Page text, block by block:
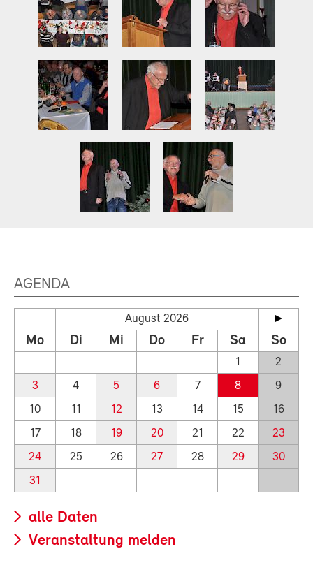
AGENDA
August 2026
Mo Di Mi Do Fr Sa So
1
2
3
4 5 6 7 8
9
10
11 12 13 14 15
16
17
18 19 20 21 22
23
24
25 26 27 28 29
30
31
alle Daten
Veranstaltung melden